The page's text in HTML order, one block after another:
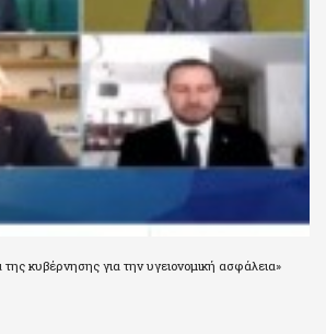
κυβέρνησης για την υγειονομική ασφάλεια»